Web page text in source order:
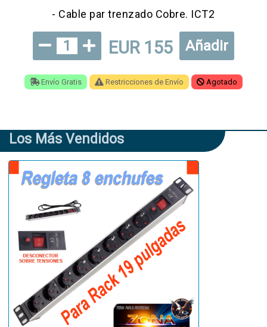
- Cable par trenzado Cobre. ICT2
1 EUR 155 Añadir
Envío Gratis Restricciones de Envío Agotado
Los Más Vendidos